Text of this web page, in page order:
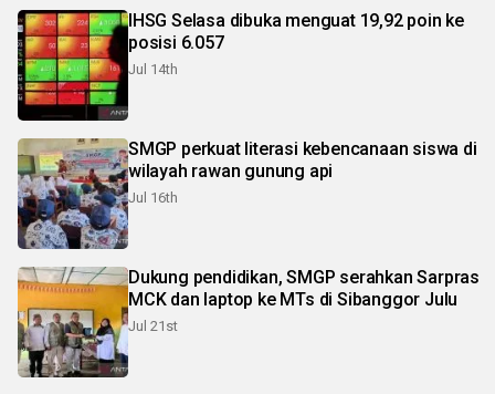
IHSG Selasa dibuka menguat 19,92 poin ke
posisi 6.057
Jul 14th
SMGP perkuat literasi kebencanaan siswa di
wilayah rawan gunung api
Jul 16th
Dukung pendidikan, SMGP serahkan Sarpras
MCK dan laptop ke MTs di Sibanggor Julu
Jul 21st